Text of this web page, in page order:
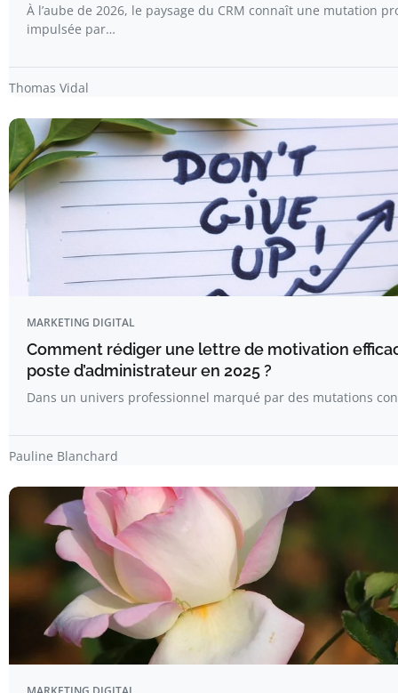
À l’aube de 2026, le paysage du CRM connaît une mutation
impulsée par…
Thomas Vidal
MARKETING DIGITAL
Comment rédiger une lettre de motivation
poste d’administrateur en 2025 ?
Dans un univers professionnel marqué par des mutations
Pauline Blanchard